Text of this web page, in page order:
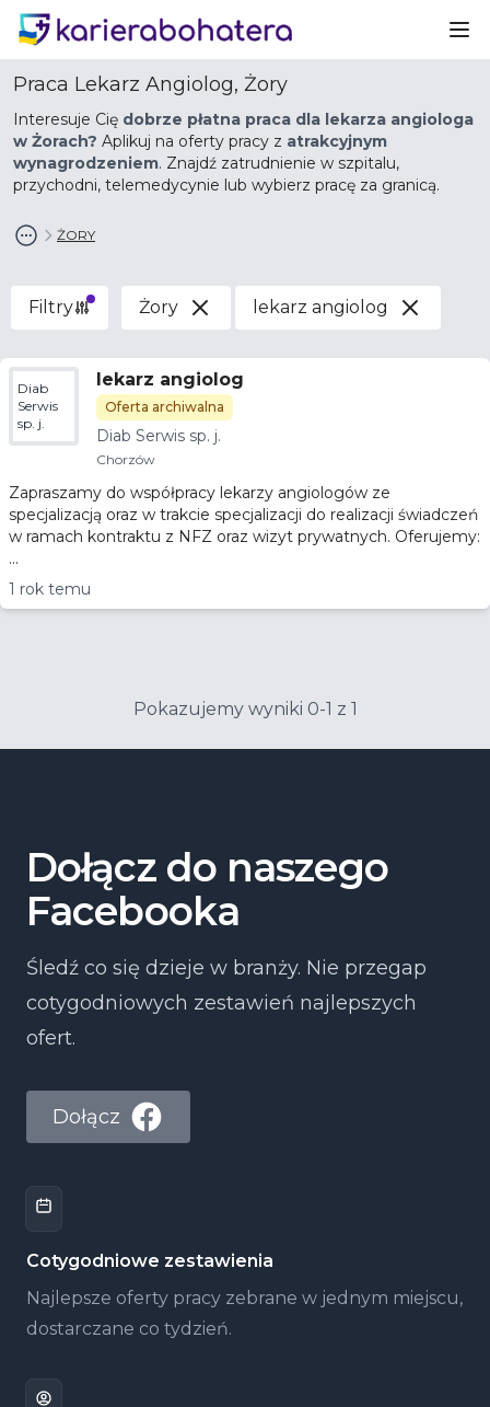
Praca Lekarz Angiolog, Żory
Interesuje Cię dobrze płatna praca dla lekarza angiologa
w Żorach? Aplikuj na oferty pracy z atrakcyjnym
wynagrodzeniem. Znajdź zatrudnienie w szpitalu,
przychodni, telemedycynie lub wybierz pracę za granicą.
ŻORY
Filtry Żory lekarz angiolog
Diab
Serwis
sp. j.
lekarz angiolog
Oferta archiwalna
Diab Serwis sp. j.
Chorzów
Zapraszamy do współpracy lekarzy angiologów ze
specjalizacją oraz w trakcie specjalizacji do realizacji świadczeń
w ramach kontraktu z NFZ oraz wizyt prywatnych. Oferujemy:
...
1 rok temu
Pokazujemy wyniki 0-1 z 1
Dołącz do naszego
Facebooka
Śledź co się dzieje w branży. Nie przegap
cotygodniowych zestawień najlepszych
ofert.
Dołącz
Cotygodniowe zestawienia
Najlepsze oferty pracy zebrane w jednym miejscu,
dostarczane co tydzień.